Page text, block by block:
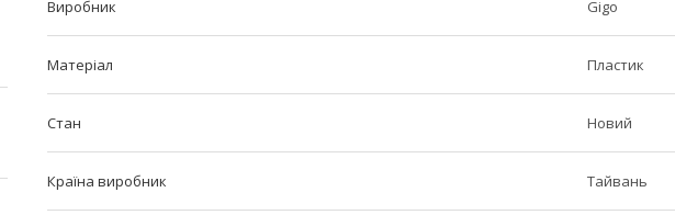
Виробник Gigo
Матеріал Пластик
Стан Новий
Країна виробник Тайвань